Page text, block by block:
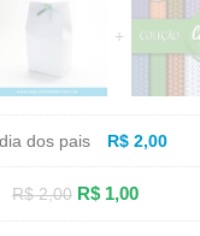
dos pais R$ 2,00
R$2,00 R$ 1,00